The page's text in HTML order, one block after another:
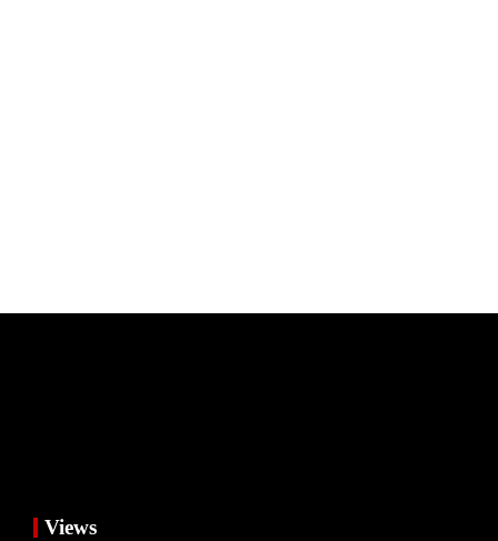
Views